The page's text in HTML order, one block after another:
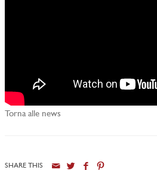
Torna alle news
SHARE THIS